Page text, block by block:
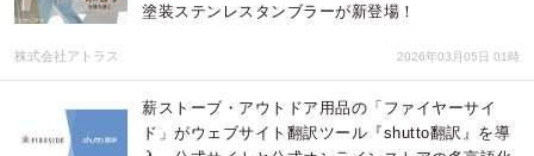
塗装ステンレスタンブラーが新登場！
株式会社アトラス 2026年03月05日 01時
薪ストーブ・アウトドア用品の「ファイヤーサイ
ド」がウェブサイト翻訳ツール『shutto翻訳』を導